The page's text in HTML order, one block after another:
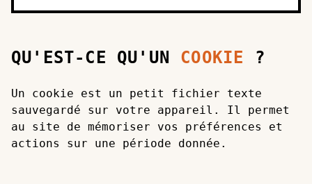
QU'EST-CE QU'UN COOKIE ?
Un cookie est un petit fichier texte
sauvegardé sur votre appareil. Il permet
au site de mémoriser vos préférences et
actions sur une période donnée.